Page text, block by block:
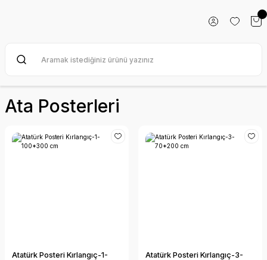
Ata Posterleri
Atatürk Posteri Kırlangıç-1-
Atatürk Posteri Kırlangıç-3-